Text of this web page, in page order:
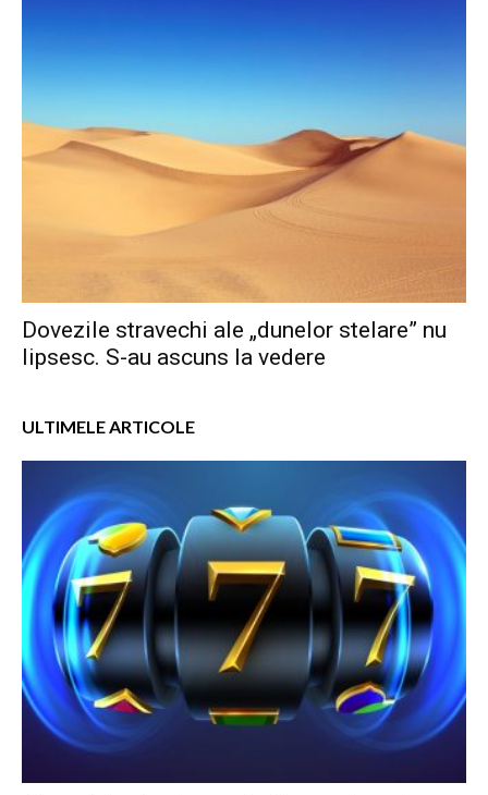
Dovezile stravechi ale „dunelor stelare” nu
lipsesc. S-au ascuns la vedere
ULTIMELE ARTICOLE